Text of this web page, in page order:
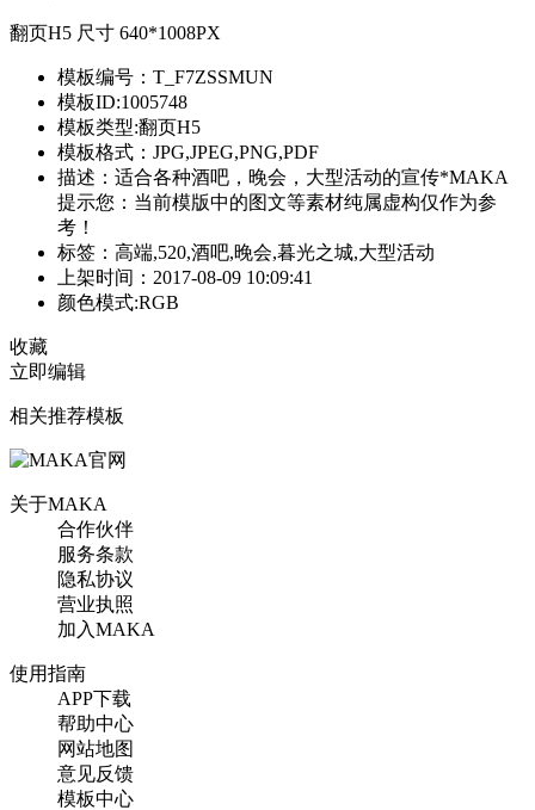
翻页H5 尺寸 640*1008PX
模板编号：T_F7ZSSMUN
模板ID:1005748
模板类型:翻页H5
模板格式：JPG,JPEG,PNG,PDF
描述：适合各种酒吧，晚会，大型活动的宣传*MAKA
提示您：当前模版中的图文等素材纯属虚构仅作为参
考！
标签：高端,520,酒吧,晚会,暮光之城,大型活动
上架时间：2017-08-09 10:09:41
颜色模式:RGB
收藏
立即编辑
相关推荐模板
关于MAKA
合作伙伴
服务条款
隐私协议
营业执照
加入MAKA
使用指南
APP下载
帮助中心
网站地图
意见反馈
模板中心